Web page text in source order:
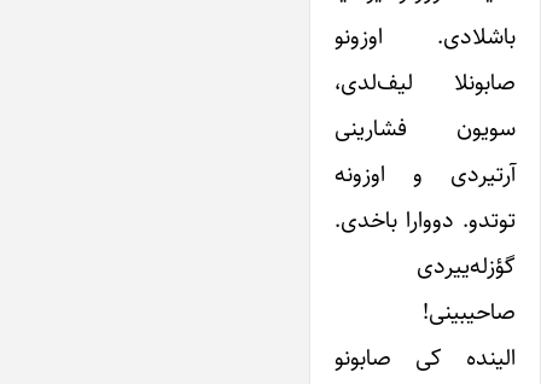
باشلادی. اوزونو
صابونلا لیف‌لدی،
سویون فشارینی
آرتیردی و اوزونه
توتدو. دووارا باخدی.
گؤزله‌ییردی
صاحیبینی!
الینده کی صابونو